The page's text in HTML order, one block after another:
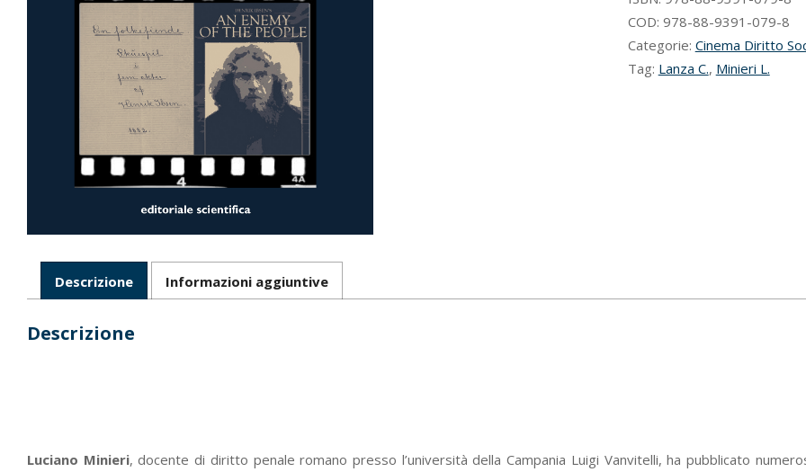
COD: 978-88-9391-079-8
Categorie: Cinema Diritto
Tag: Lanza C., Minieri L.
Descrizione Informazioni aggiuntive
Descrizione
Luciano Minieri, docente di diritto penale romano presso l’università della Campania Luigi Vanvitelli, ha pubblicato